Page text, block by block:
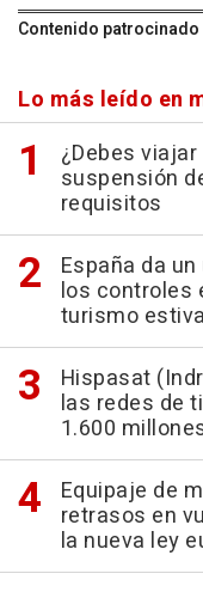
Contenido patrocinado
Lo más leído en
¿Debes
suspensión
requisitos
España da
los controles
turismo
Hispasat
las redes de
1.600
Equipaje de
retrasos en
la nueva ley